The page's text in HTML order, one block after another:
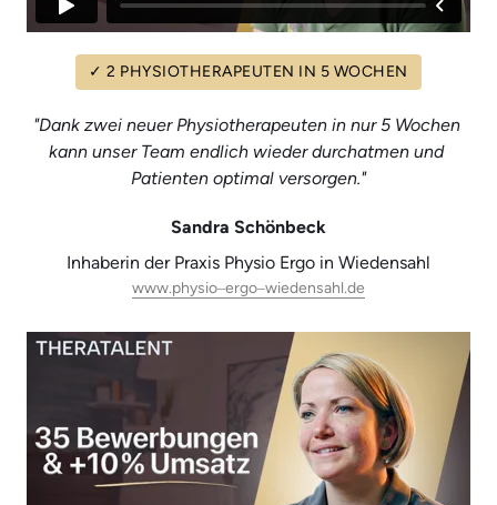
✓2 PHYSIOTHERAPEUTEN IN 5 WOCHEN
"Dank zwei neuer Physiotherapeuten in nur 5 Wochen
kann unser Team endlich wieder durchatmen und
Patienten optimal versorgen."
Sandra Schönbeck
Inhaberin der Praxis Physio Ergo in Wiedensahl
www.physio‒ergo‒wiedensahl.de